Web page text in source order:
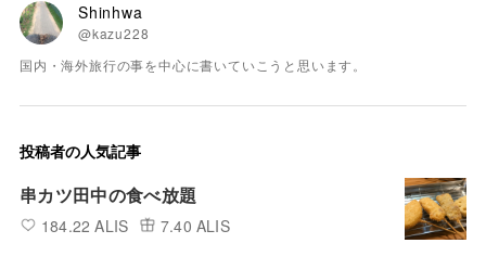
Shinhwa
@kazu228
国内・海外旅行の事を中心に書いていこうと思います。
投稿者の人気記事
串カツ田中の食べ放題
184.22 ALIS 7.40 ALIS